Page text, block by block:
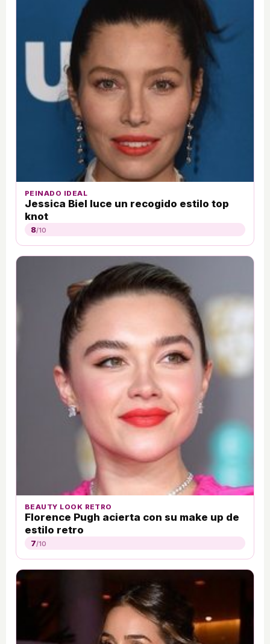
PEINADO IDEAL
Jessica Biel luce un recogido estilo top
knot
8/10
BEAUTY LOOK RETRO
Florence Pugh acierta con su make up de
estilo retro
7/10